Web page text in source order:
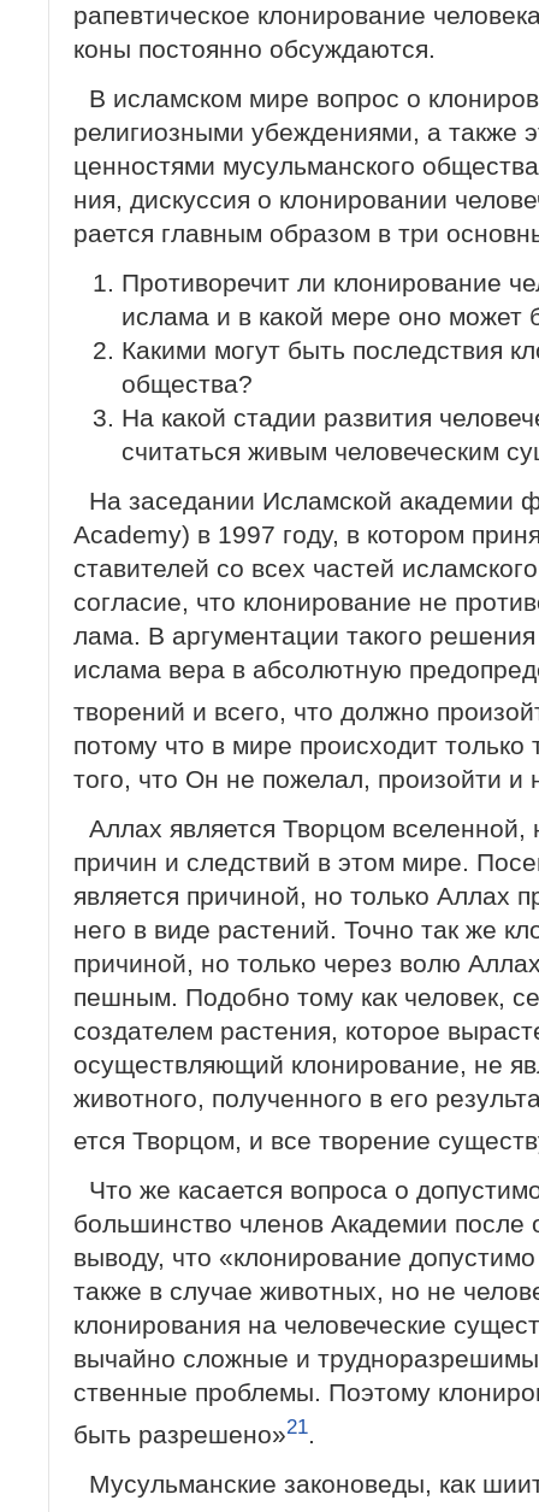
рапевтическое клонирование
коны постоянно обсуждаются.
В исламском мире вопрос о
религиозными убеждениями, а также
ценностями мусульманского
ния, дискуссия о клонировании
рается главным образом в три
Противоречит ли клонирование
ислама и в какой мере оно может
Какими могут быть последствия
общества?
На какой стадии развития
считаться живым человеческим
На заседании Исламской академии
Academy) в 1997 году, в котором
ставителей со всех частей
согласие, что клонирование не
лама. В аргументации такого
ислама вера в абсолютную
тво­рений и всего, что должно
потому что в мире происходит
того, что Он не пожелал, произойти и
Аллах является Творцом
причин и следствий в этом мире.
является причиной, но только Аллах
него в виде растений. Точно так же
причиной, но только через волю
пешным. Подобно тому как человек,
создателем растения, которое
осуществляющий клонирование, не
животного, полученного в его
ется Творцом, и все творение
Что же касается вопроса о
большинство членов Академии после
выводу, что «клонирование
также в случае животных, но не
клонирования на человеческие
вычайно сложные и
ственные проблемы. Поэтому
быть разрешено»21.
Мусульманские законоведы, как